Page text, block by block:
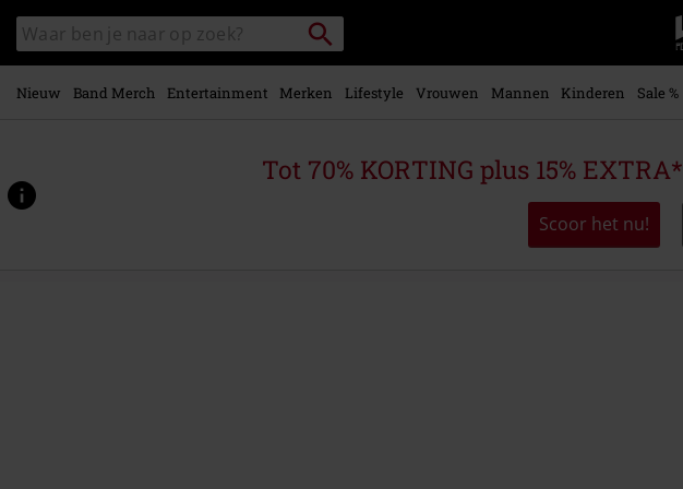
naar
hoofdinhoud
Zoek
in
catalogus
Packstation
zoeken
Nieuw Band Merch Entertainment Merken Lifestyle Vrouwen Mannen Kinderen Sale %
Tot 70% KORTING plus 15% EXTRA*
Scoor het nu!